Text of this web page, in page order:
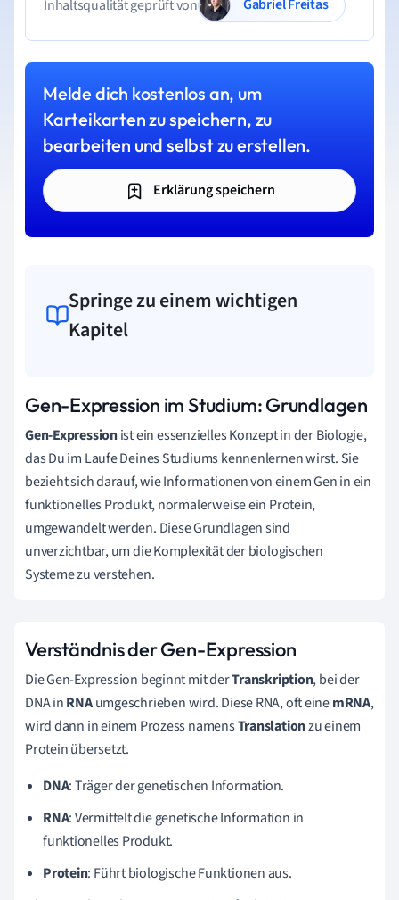
Inhaltsqualität geprüft von
Gabriel Freitas
Melde dich kostenlos an, um
Karteikarten zu speichern, zu
bearbeiten und selbst zu erstellen.
Erklärung speichern
Springe zu einem wichtigen
Kapitel
Gen-Expression im Studium: Grundlagen
Gen-Expressionist ein essenzielles Konzept in der Biologie,
das Du im Laufe Deines Studiums kennenlernen wirst. Sie
bezieht sich darauf, wie Informationen von einem Gen in ein
funktionelles Produkt, normalerweise ein Protein,
umgewandelt werden. Diese Grundlagen sind
unverzichtbar, um die Komplexität der biologischen
Systeme zu verstehen.
Verständnis der Gen-Expression
Die Gen-Expression beginnt mit derTranskription, bei der
DNA inRNAumgeschrieben wird. Diese RNA, oft einemRNA,
wird dann in einem Prozess namensTranslationzu einem
Protein übersetzt.
DNA: Träger der genetischen Information.
RNA: Vermittelt die genetische Information in
funktionelles Produkt.
Protein: Führt biologische Funktionen aus.